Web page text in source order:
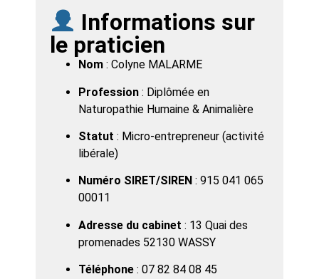
Informations sur
le praticien
Nom : Colyne MALARME
Profession : Diplômée en
Naturopathie Humaine & Animalière
Statut : Micro-entrepreneur (activité
libérale)
Numéro SIRET/SIREN : 915 041 065
00011
Adresse du cabinet : 13 Quai des
promenades 52130 WASSY
Téléphone : 07 82 84 08 45